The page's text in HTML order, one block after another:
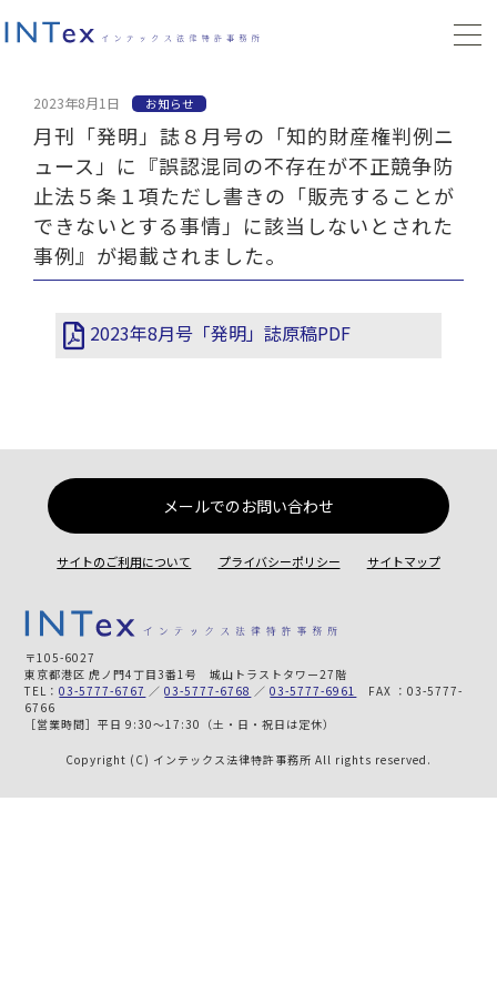
2023年8月1日 お知らせ
月刊「発明」誌８月号の「知的財産権判例ニ
ュース」に『誤認混同の不存在が不正競争防
止法５条１項ただし書きの「販売することが
できないとする事情」に該当しないとされた
事例』が掲載されました。
2023年8月号「発明」誌原稿PDF
メールでのお問い合わせ
サイトのご利用について プライバシーポリシー サイトマップ
〒105-6027
東京都港区 虎ノ門4丁目3番1号 城山トラストタワー27階
TEL：03-5777-6767 ／03-5777-6768 ／03-5777-6961
FAX ：03-5777-
6766
［営業時間］平日 9:30～17:30（土・日・祝日は定休）
Copyright (C) インテックス法律特許事務所 All rights reserved.